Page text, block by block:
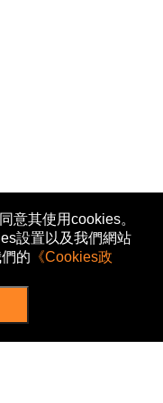
意其使用cookies。
設置以及我們網站
的 《Cookies政